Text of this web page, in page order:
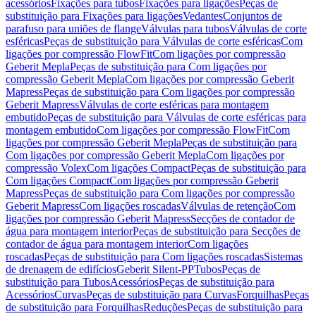
acessóriosFixações para tubosFixações para ligaçõesPeças de
substituição para Fixações para ligaçõesVedantesConjuntos de
parafuso para uniões de flangeVálvulas para tubosVálvulas de corte
esféricasPeças de substituição para Válvulas de corte esféricasCom
ligações por compressão FlowFitCom ligações por compressão
Geberit MeplaPeças de substituição para Com ligações por
compressão Geberit MeplaCom ligações por compressão Geberit
MapressPeças de substituição para Com ligações por compressão
Geberit MapressVálvulas de corte esféricas para montagem
embutidoPeças de substituição para Válvulas de corte esféricas para
montagem embutidoCom ligações por compressão FlowFitCom
ligações por compressão Geberit MeplaPeças de substituição para
Com ligações por compressão Geberit MeplaCom ligações por
compressão VolexCom ligações CompactPeças de substituição para
Com ligações CompactCom ligações por compressão Geberit
MapressPeças de substituição para Com ligações por compressão
Geberit MapressCom ligações roscadasVálvulas de retençãoCom
ligações por compressão Geberit MapressSecções de contador de
água para montagem interiorPeças de substituição para Secções de
contador de água para montagem interiorCom ligações
roscadasPeças de substituição para Com ligações roscadasSistemas
de drenagem de edifíciosGeberit Silent-PPTubosPeças de
substituição para TubosAcessóriosPeças de substituição para
AcessóriosCurvasPeças de substituição para CurvasForquilhasPeças
de substituição para ForquilhasReduçõesPeças de substituição para